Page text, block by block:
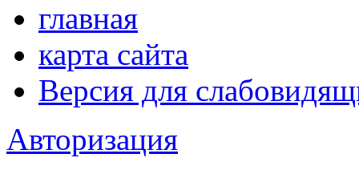
главная
карта сайта
Версия для
Авторизация